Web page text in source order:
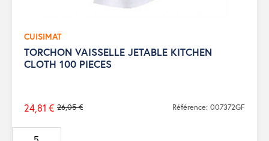
CUISIMAT
TORCHON VAISSELLE JETABLE KITCHEN
CLOTH 100 PIECES
Prix
de
26,05 €
24,81 € Référence: 007372GF